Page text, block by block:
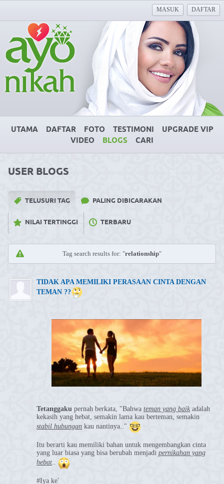
MASUK DAFTAR
UTAMA DAFTAR FOTO TESTIMONI
UPGRADE VIP
VIDEO
BLOGS CARI
USER BLOGS
TELUSURI TAG PALING DIBICARAKAN
NILAI TERTINGGI TERBARU
Tag search results for: "relationship"
⁣TIDAK APA MEMILIKI PERASAAN CINTA DENGAN
TEMAN ??
Tetanggaku pernah berkata, "Bahwa teman yang baik adalah
kekasih yang hebat, semakin lama kau berteman, semakin
stabil hubungan kau nantinya.."
Itu berarti kau memiliki bahan untuk mengembangkan cinta
yang luar biasa yang bisa berubah menjadi pernikahan yang
hebat
#Iya ke'